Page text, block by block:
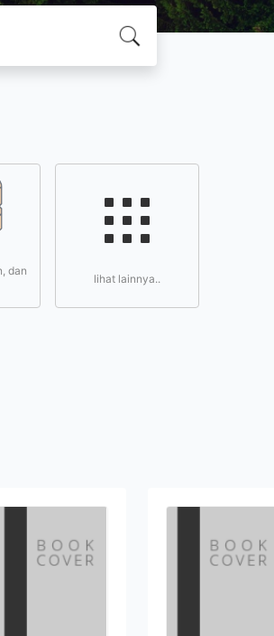
dan
lihat lainnya..